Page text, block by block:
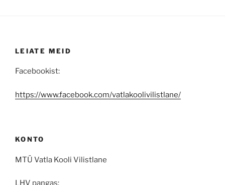
LEIATE MEID
Facebookist:
https://www.facebook.com/vatlakoolivilistlane/
KONTO
MTÜ Vatla Kooli Vilistlane